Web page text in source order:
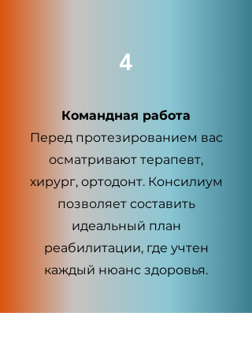
4
Командная работа
Перед протезированием вас
осматривают терапевт,
хирург, ортодонт. Консилиум
позволяет составить
идеальный план
реабилитации, где учтен
каждый нюанс здоровья.